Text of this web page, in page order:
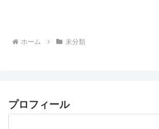
ホーム 未分類
プロフィール